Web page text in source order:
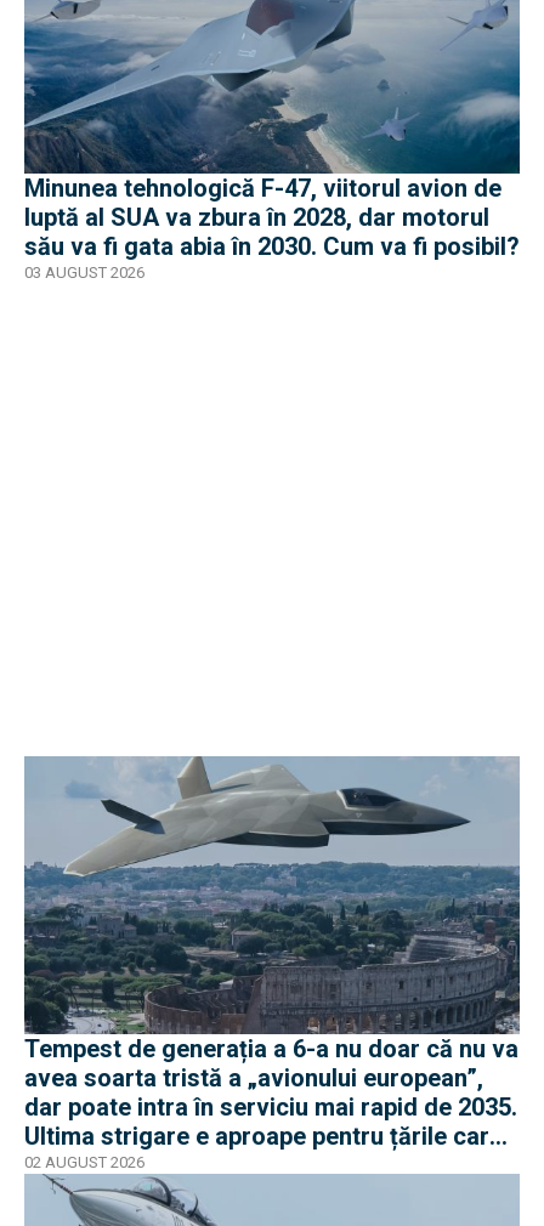
Minunea tehnologică F-47, viitorul avion de
luptă al SUA va zbura în 2028, dar motorul
său va fi gata abia în 2030. Cum va fi posibil?
03 AUGUST 2026
Tempest de generația a 6-a nu doar că nu va
avea soarta tristă a „avionului european”,
dar poate intra în serviciu mai rapid de 2035.
Ultima strigare e aproape pentru țările care
vor în program
02 AUGUST 2026